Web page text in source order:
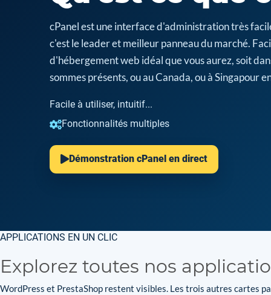
cPanel est une interface d'administration très
c'est le leader et meilleur panneau du marché.
d'hébergement web idéal que vous aurez, soit
sommes présents, ou au Canada, ou à Singapour
Facile à utiliser, intuitif...
Fonctionnalités multiples
Démonstration cPanel en direct
APPLICATIONS EN UN CLIC
Explorez toutes nos
WordPress et PrestaShop restent visibles. Les trois autres cartes